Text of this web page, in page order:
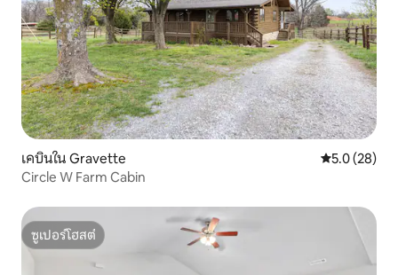
เคบินใน Gravette คะแนนเฉลี่ย
5.0 (28)
Circle W Farm Cabin
ซูเปอร์โฮสต์
ซูเปอร์โฮสต์